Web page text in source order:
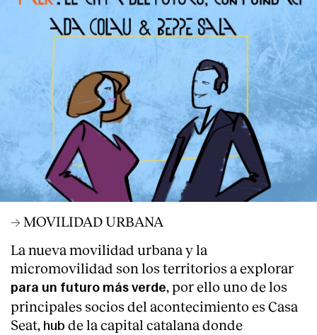
→ MOVILIDAD URBANA
La nueva movilidad urbana y la
micromovilidad son los territorios a explorar
para un futuro más verde, por ello uno de los
principales socios del acontecimiento es Casa
Seat, hub de la capital catalana donde